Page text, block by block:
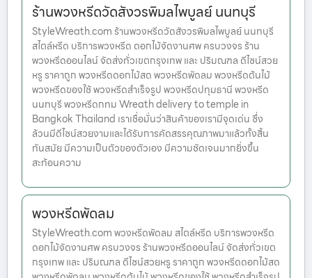
ร้านพวงหรีดวัดสังวรพิมลไพบูลย์ นนทบุรี
StyleWreath.com ร้านพวงหรีดวัดสังวรพิมลไพบูลย์ นนทบุรี
สไตล์หรีด บริการพวงหรีด ดอกไม้จัดงานศพ ครบวงจร ร้าน
พวงหรีดออนไลน์ จัดส่งทั่วเขตกรุงเทพ และ ปริมณฑล ดีไซน์สวย
หรู ราคาถูก พวงหรีดดอกไม้สด พวงหรีดพัดลม พวงหรีดต้นไม้
พวงหรีดของใช้ พวงหรีดสำเร็จรูป พวงหรีดปทุมธานี พวงหรีด
นนทบุรี พวงหรีดกทม Wreath delivery to temple in
Bangkok Thailand เราเชื่อมั่นว่าสินค้าของเรามีจุดเด่น ซึ่ง
ล้วนมีดีไซน์สวยงามและได้รับการคัดสรรคุณภาพมาแล้วทั้งสิ้น
ทันสมัย มีความเป็นตัวของตัวเอง มีความชัดเจนมากยิ่งขึ้น
สะท้อนความ
พวงหรีดพัดลม
StyleWreath.com พวงหรีดพัดลม สไตล์หรีด บริการพวงหรีด
ดอกไม้จัดงานศพ ครบวงจร ร้านพวงหรีดออนไลน์ จัดส่งทั่วเขต
กรุงเทพ และ ปริมณฑล ดีไซน์สวยหรู ราคาถูก พวงหรีดดอกไม้สด